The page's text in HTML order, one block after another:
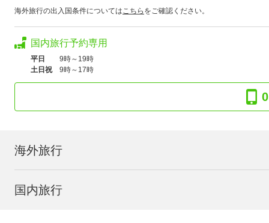
海外旅行の出入国条件については こちら をご確認ください。
国内旅行予約専用
平日
9時～19時
土日祝
9時～17時
海外旅行
国内旅行